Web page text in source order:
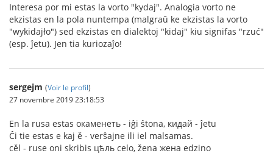
Interesa por mi estas la vorto "kydaj". Analogia vorto ne
ekzistas en la pola nuntempa (malgraŭ ke ekzistas la vorto
"wykidajło") sed ekzistas en dialektoj "kidaj" kiu signifas "rzuć"
(esp. ĵetu). Jen tia kuriozaĵo!
sergejm (Voir le profil)
27 novembre 2019 23:18:53
En la rusa estas окаменеть - iĝi ŝtona, кидай - ĵetu
Ĉi tie estas e kaj ě - verŝajne ili iel malsamas.
cěl - ruse oni skribis цѣль celo, žena жена edzino